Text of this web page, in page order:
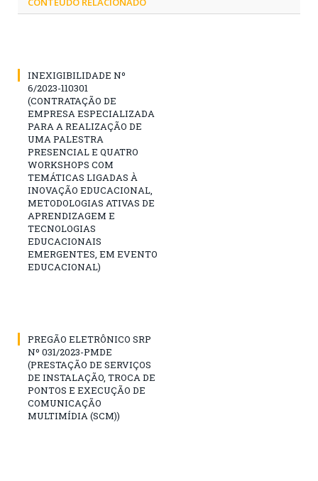
INEXIGIBILIDADE Nº
6/2023-110301
(CONTRATAÇÃO DE
EMPRESA ESPECIALIZADA
PARA A REALIZAÇÃO DE
UMA PALESTRA
PRESENCIAL E QUATRO
WORKSHOPS COM
TEMÁTICAS LIGADAS À
INOVAÇÃO EDUCACIONAL,
METODOLOGIAS ATIVAS DE
APRENDIZAGEM E
TECNOLOGIAS
EDUCACIONAIS
EMERGENTES, EM EVENTO
EDUCACIONAL)
PREGÃO ELETRÔNICO SRP
Nº 031/2023-PMDE
(PRESTAÇÃO DE SERVIÇOS
DE INSTALAÇÃO, TROCA DE
PONTOS E EXECUÇÃO DE
COMUNICAÇÃO
MULTIMÍDIA (SCM))